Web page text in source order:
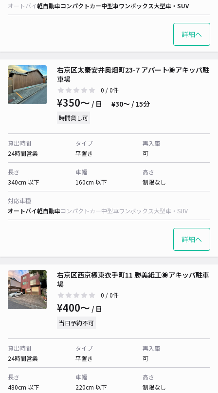
オートバイ軽自動車コンパクトカー中型車ワンボックス大型車・SUV
詳細へ
右京区太秦安井奥畑町23-7 アパート◉アキッパ駐
車場
0 / 0件
¥350〜 / 日 ¥30〜 / 15分
時間貸し可
貸出時間
24時間営業
タイプ
平置き
再入庫
可
長さ
340cm 以下
車幅
160cm 以下
高さ
制限なし
対応車種
オートバイ軽自動車コンパクトカー中型車ワンボックス大型車・SUV
詳細へ
右京区西京極東衣手町11 勝美紙工◉アキッパ駐車
場
0 / 0件
¥400〜 / 日
当日予約不可
貸出時間
24時間営業
タイプ
平置き
再入庫
可
長さ
480cm 以下
車幅
220cm 以下
高さ
制限なし